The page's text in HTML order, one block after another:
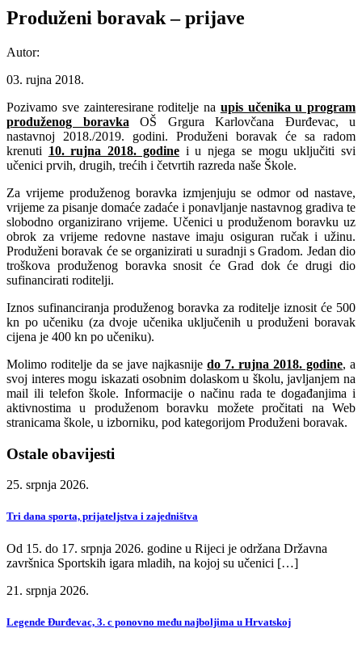
Produženi boravak – prijave
Autor:
03. rujna 2018.
Pozivamo sve zainteresirane roditelje na upis učenika u program
produženog boravka OŠ Grgura Karlovčana Đurđevac, u
nastavnoj 2018./2019. godini. Produženi boravak će sa radom
krenuti 10. rujna 2018. godinei u njega se mogu uključiti svi
učenici prvih, drugih, trećih i četvrtih razreda naše Škole.
Za vrijeme produženog boravka izmjenjuju se odmor od nastave,
vrijeme za pisanje domaće zadaće i ponavljanje nastavnog gradiva te
slobodno organizirano vrijeme. Učenici u produženom boravku uz
obrok za vrijeme redovne nastave imaju osiguran ručak i užinu.
Produženi boravak će se organizirati u suradnji s Gradom. Jedan dio
troškova produženog boravka snosit će Grad dok će drugi dio
sufinancirati roditelji.
Iznos sufinanciranja produženog boravka za roditelje iznosit će 500
kn po učeniku (za dvoje učenika uključenih u produženi boravak
cijena je 400 kn po učeniku).
Molimo roditelje da se jave najkasnije do 7. rujna 2018. godine, a
svoj interes mogu iskazati osobnim dolaskom u školu, javljanjem na
mail ili telefon škole. Informacije o načinu rada te događanjima i
aktivnostima u produženom boravku možete pročitati na Web
stranicama škole, u izborniku, pod kategorijom Produženi boravak.
Ostale obavijesti
25. srpnja 2026.
Tri dana sporta, prijateljstva i zajedništva
Od 15. do 17. srpnja 2026. godine u Rijeci je održana Državna
završnica Sportskih igara mladih, na kojoj su učenici […]
21. srpnja 2026.
Legende Đurđevac, 3. c ponovno među najboljima u Hrvatskoj